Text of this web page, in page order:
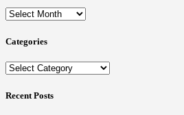
Archives
Categories
Categories
Recent Posts